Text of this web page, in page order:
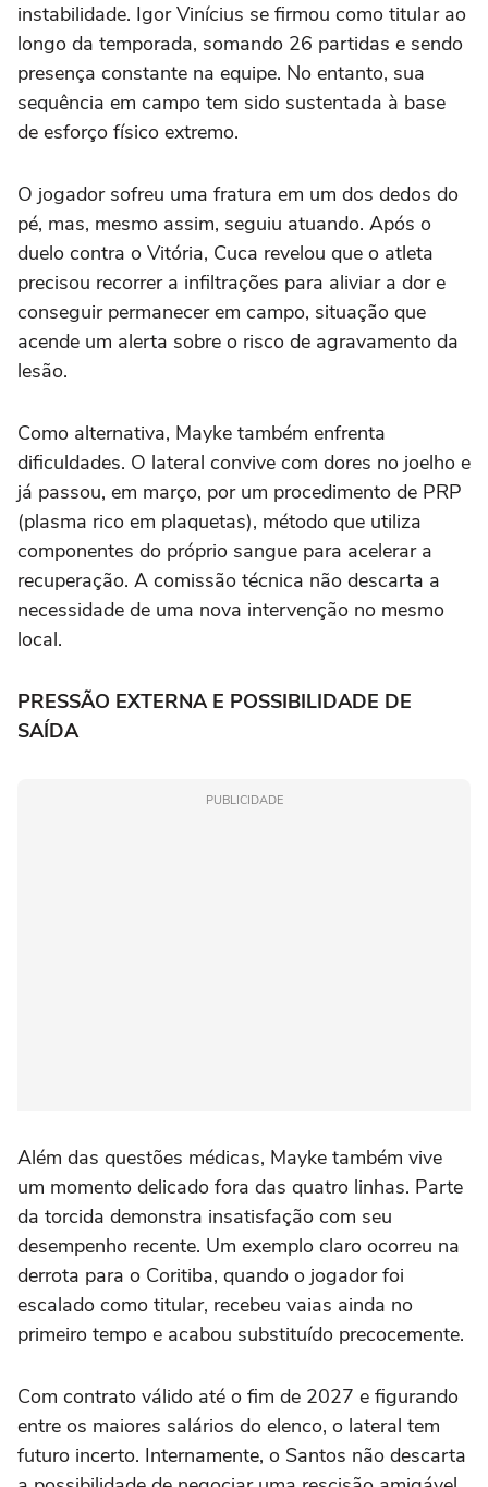
instabilidade. Igor Vinícius se firmou como titular ao
longo da temporada, somando 26 partidas e sendo
presença constante na equipe. No entanto, sua
sequência em campo tem sido sustentada à base
de esforço físico extremo.
O jogador sofreu uma fratura em um dos dedos do
pé, mas, mesmo assim, seguiu atuando. Após o
duelo contra o Vitória, Cuca revelou que o atleta
precisou recorrer a infiltrações para aliviar a dor e
conseguir permanecer em campo, situação que
acende um alerta sobre o risco de agravamento da
lesão.
Como alternativa, Mayke também enfrenta
dificuldades. O lateral convive com dores no joelho e
já passou, em março, por um procedimento de PRP
(plasma rico em plaquetas), método que utiliza
componentes do próprio sangue para acelerar a
recuperação. A comissão técnica não descarta a
necessidade de uma nova intervenção no mesmo
local.
PRESSÃO EXTERNA E POSSIBILIDADE DE
SAÍDA
PUBLICIDADE
Além das questões médicas, Mayke também vive
um momento delicado fora das quatro linhas. Parte
da torcida demonstra insatisfação com seu
desempenho recente. Um exemplo claro ocorreu na
derrota para o Coritiba, quando o jogador foi
escalado como titular, recebeu vaias ainda no
primeiro tempo e acabou substituído precocemente.
Com contrato válido até o fim de 2027 e figurando
entre os maiores salários do elenco, o lateral tem
futuro incerto. Internamente, o Santos não descarta